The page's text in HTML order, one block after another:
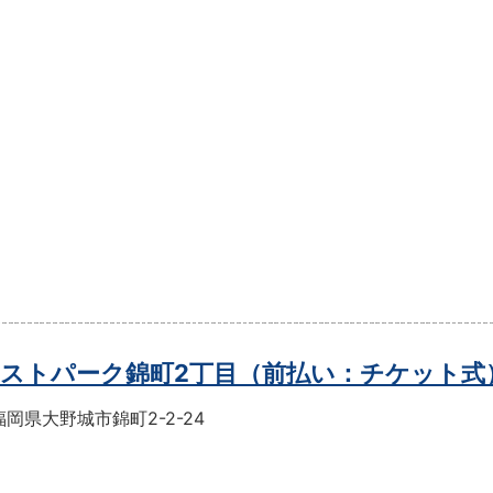
ストパーク錦町2丁目（前払い：チケット式
岡県大野城市錦町2-2-24